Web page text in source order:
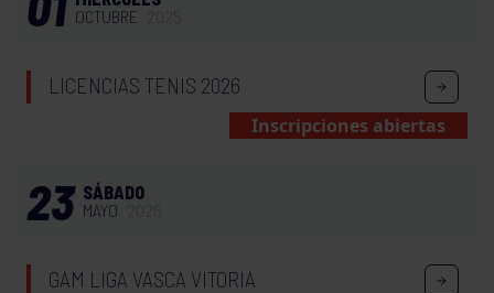
OCTUBRE
LICENCIAS TENIS 2026
Inscripciones abiertas
23 SÁBADO
MAYO
GAM LIGA VASCA VITORIA